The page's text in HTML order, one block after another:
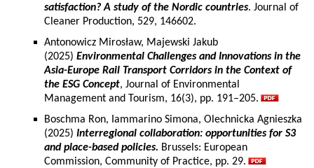
satisfaction? A study of the Nordic countries. Journal of
Cleaner Production, 529, 146602.
Antonowicz Mirosław, Majewski Jakub
(2025) Environmental Challenges and Innovations in the
Asia-Europe Rail Transport Corridors in the Context of
the ESG Concept, Journal of Environmental
Management and Tourism, 16(3), pp. 191–205.
Boschma Ron, Iammarino Simona, Olechnicka Agnieszka
(2025) Interregional collaboration: opportunities for S3
and place-based policies. Brussels: European
Commission, Community of Practice, pp. 29.